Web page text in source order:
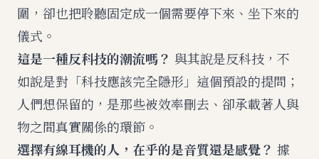
圍，卻也把聆聽固定成一個需要停下來、坐下來的
儀式。
這是一種反科技的潮流嗎？ 與其說是反科技，不
如說是對「科技應該完全隱形」這個預設的提問；
人們想保留的，是那些被效率刪去、卻承載著人與
物之間真實關係的環節。
選擇有線耳機的人，在乎的是音質還是感覺？ 據